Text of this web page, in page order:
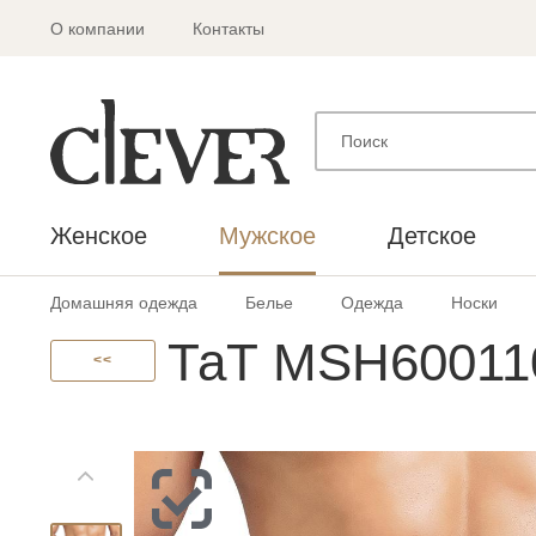
О компании Контакты
Женское Мужское Детское
Домашняя одежда Белье Одежда Носки
<< ТаТ